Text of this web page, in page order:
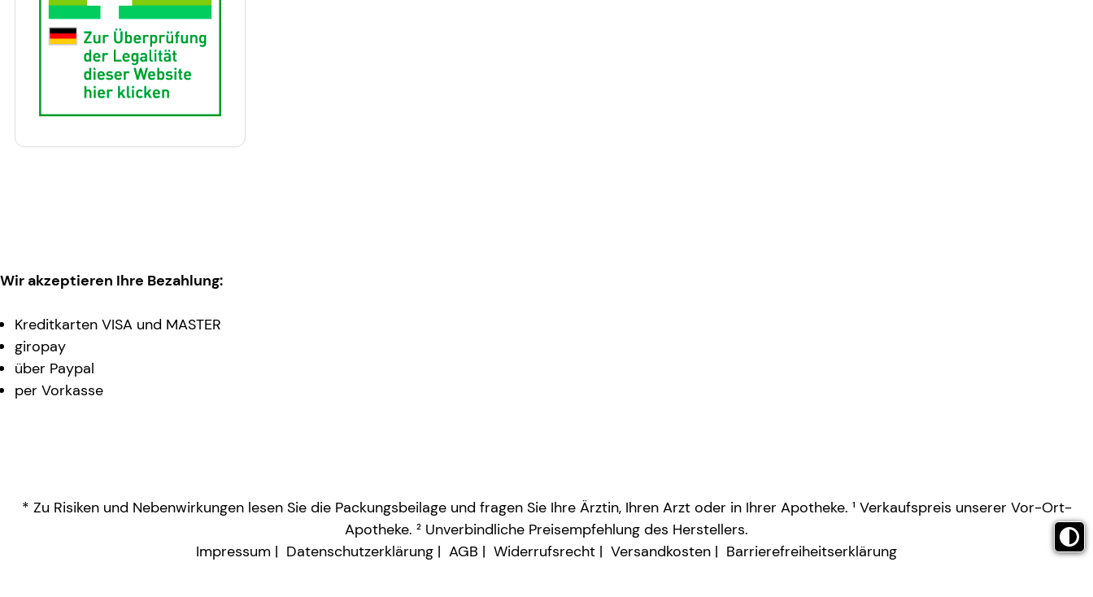
Wir akzeptieren Ihre Bezahlung:
Kreditkarten VISA und MASTER
giropay
über Paypal
per Vorkasse
* Zu Risiken und Nebenwirkungen lesen Sie die Packungsbeilage und fragen Sie Ihre Ärztin, Ihren Arzt oder in Ihrer Apotheke. ¹ Verkaufspreis unserer Vor-Ort-
Apotheke. ² Unverbindliche Preisempfehlung des Herstellers.
Impressum
Datenschutzerklärung AGB Widerrufsrecht Versandkosten Barrierefreiheitserklärung